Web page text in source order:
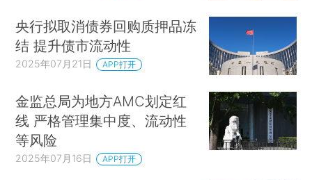
央行拟取消债券回购质押品冻
结 提升债市流动性
2025年07月21日 APP打开
金监总局为地方AMC划定红
线 严格管理集中度、流动性
等风险
2025年07月16日 APP打开